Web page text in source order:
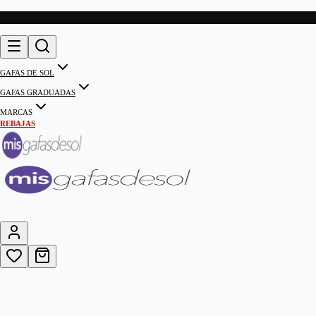
GAFAS DE SOL
GAFAS GRADUADAS
MARCAS
REBAJAS